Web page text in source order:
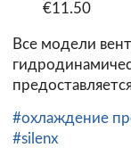
€11.50
Все модели
#охлаждение
#silenx